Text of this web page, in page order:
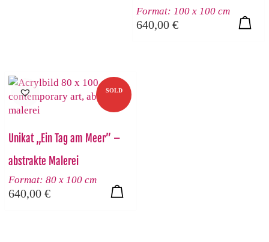
Format: 100 x 100 cm
640,00 €
SOLD
Unikat „Ein Tag am Meer” –
abstrakte Malerei
Format: 80 x 100 cm
640,00 €